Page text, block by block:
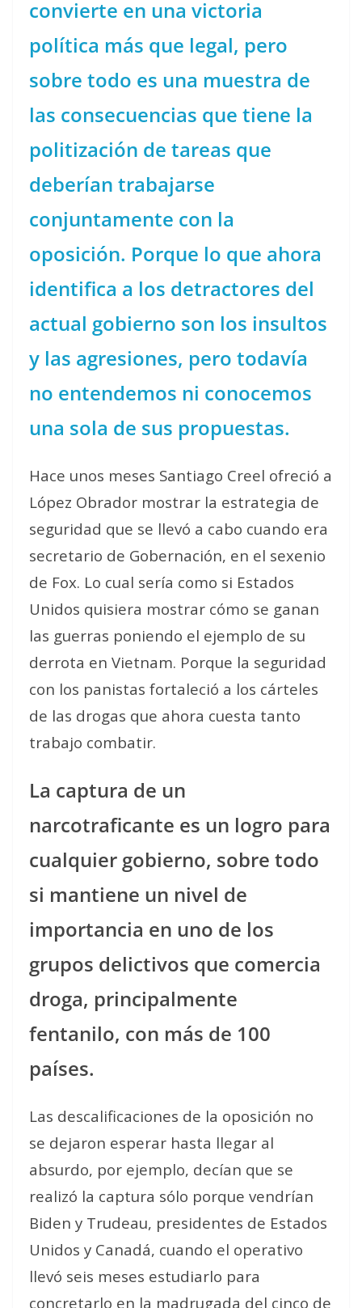
convierte en una victoria
política más que legal, pero
sobre todo es una muestra de
las consecuencias que tiene la
politización de tareas que
deberían trabajarse
conjuntamente con la
oposición. Porque lo que ahora
identifica a los detractores del
actual gobierno son los insultos
y las agresiones, pero todavía
no entendemos ni conocemos
una sola de sus propuestas.
Hace unos meses Santiago Creel ofreció a
López Obrador mostrar la estrategia de
seguridad que se llevó a cabo cuando era
secretario de Gobernación, en el sexenio
de Fox. Lo cual sería como si Estados
Unidos quisiera mostrar cómo se ganan
las guerras poniendo el ejemplo de su
derrota en Vietnam. Porque la seguridad
con los panistas fortaleció a los cárteles
de las drogas que ahora cuesta tanto
trabajo combatir.
La captura de un
narcotraficante es un logro para
cualquier gobierno, sobre todo
si mantiene un nivel de
importancia en uno de los
grupos delictivos que comercia
droga, principalmente
fentanilo, con más de 100
países.
Las descalificaciones de la oposición no
se dejaron esperar hasta llegar al
absurdo, por ejemplo, decían que se
realizó la captura sólo porque vendrían
Biden y Trudeau, presidentes de Estados
Unidos y Canadá, cuando el operativo
llevó seis meses estudiarlo para
concretarlo en la madrugada del cinco de